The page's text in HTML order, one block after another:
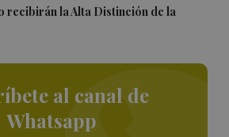
recibirán la Alta Distinción de la
al canal de
Whatsapp